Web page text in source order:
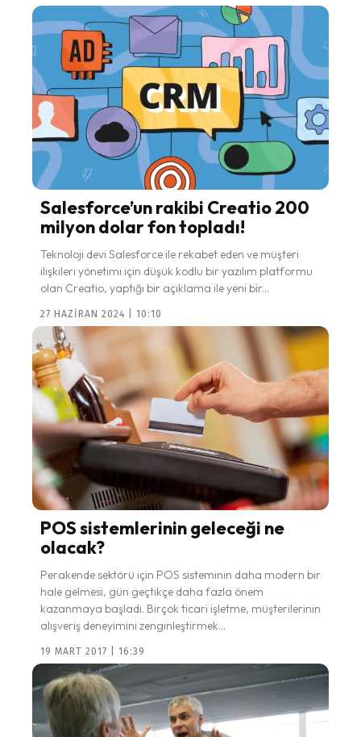
Salesforce’un rakibi Creatio 200
milyon dolar fon topladı!
Teknoloji devi Salesforce ile rekabet eden ve müşteri
ilişkileri yönetimi için düşük kodlu bir yazılım platformu
olan Creatio, yaptığı bir açıklama ile yeni bir...
27 HAZIRAN 2024 | 10:10
POS sistemlerinin geleceği ne
olacak?
Perakende sektörü için POS sisteminin daha modern bir
hale gelmesi, gün geçtikçe daha fazla önem
kazanmaya başladı. Birçok ticari işletme, müşterilerinin
alışveriş deneyimini zenginleştirmek...
19 MART 2017 | 16:39